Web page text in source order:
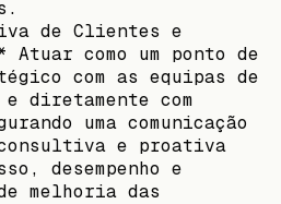
de Clientes e
Atuar como um ponto de
com as equipas de
diretamente com
uma comunicação
e proativa
desempenho e
melhoria das